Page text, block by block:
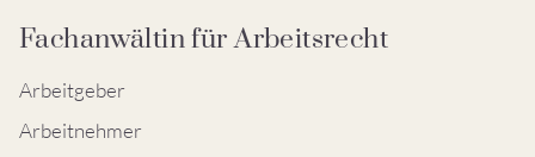
Fachanwältin für Arbeitsrecht
Arbeitgeber
Arbeitnehmer